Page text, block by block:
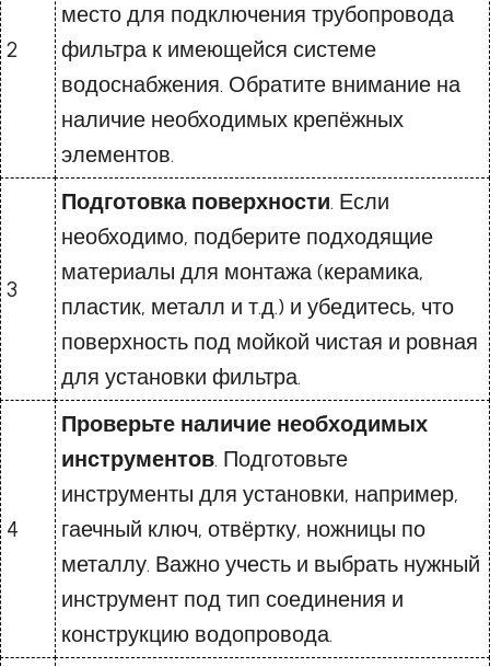
2
место для подключения трубопровода
фильтра к имеющейся системе
водоснабжения. Обратите внимание на
наличие необходимых крепёжных
элементов.
3
Подготовка поверхности. Если
необходимо, подберите подходящие
материалы для монтажа (керамика,
пластик, металл и т.д.) и убедитесь, что
поверхность под мойкой чистая и ровная
для установки фильтра.
4
Проверьте наличие необходимых
инструментов. Подготовьте
инструменты для установки, например,
гаечный ключ, отвёртку, ножницы по
металлу. Важно учесть и выбрать нужный
инструмент под тип соединения и
конструкцию водопровода.